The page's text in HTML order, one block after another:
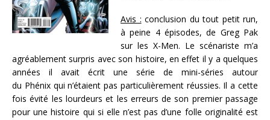
Avis : conclusion du tout petit run,
à peine 4 épisodes, de Greg Pak
sur les X-Men. Le scénariste m’a
agréablement surpris avec son histoire, en effet il y a quelques
années il avait écrit une série de mini-séries autour
du Phénix qui n’étaient pas particulièrement réussies. Il a cette
fois évité les lourdeurs et les erreurs de son premier passage
pour une histoire qui si elle n’est pas d’une folle originalité est